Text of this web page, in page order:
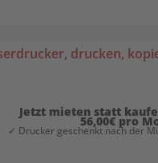
drucken,
Jetzt mieten statt
56,00€ pro
✓ Drucker geschenkt nach der